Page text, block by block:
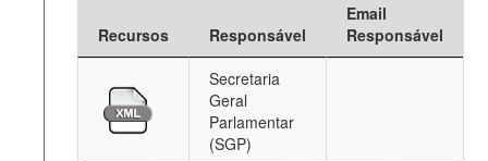
Recursos Responsável
Email
Responsável
Secretaria
Geral
Parlamentar
(SGP)